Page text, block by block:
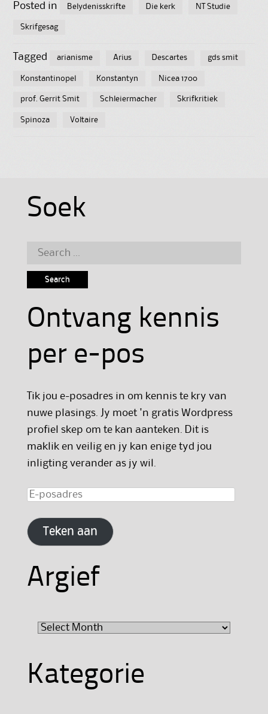
Posted in Belydenisskrifte Die kerk NT Studie
Skrifgesag
Tagged arianisme Arius Descartes gds smit
Konstantinopel Konstantyn Nicea 1700
prof. Gerrit Smit Schleiermacher Skrifkritiek
Spinoza Voltaire
Soek
Search
Ontvang kennis
per e-pos
Tik jou e-posadres in om kennis te kry van
nuwe plasings. Jy moet 'n gratis Wordpress
profiel skep om te kan aanteken. Dit is
maklik en veilig en jy kan enige tyd jou
inligting verander as jy wil.
E-
Teken aan
Argief
Kategorie